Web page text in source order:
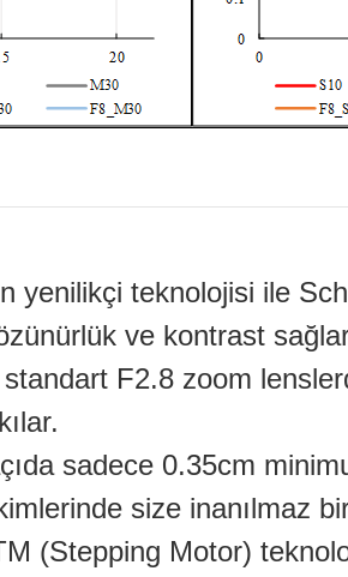
yenilikçi teknolojisi ile
ve kontrast
F2.8 zoom
sadece 0.35cm
size inanılmaz
(Stepping Motor)